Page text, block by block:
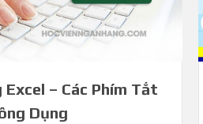
– Các Phím Tắt
Dụng